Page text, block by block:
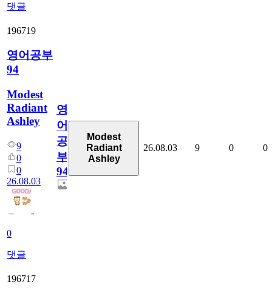
댓글
196719
영어공부
94
Modest
Radiant
Ashley
9
0
0
26.08.03
0
댓글
영
어
공
부
94
Modest
Radiant
Ashley
26.08.03 9 0 0
196717